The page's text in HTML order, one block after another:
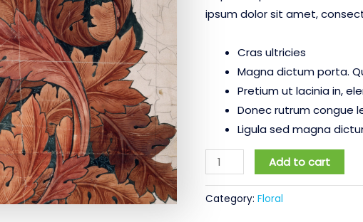
ipsum dolor sit amet,
Cras ultricies
Magna dictum porta.
Pretium ut lacinia in,
Donec rutrum congue
Ligula sed magna
Add to cart
Category: Floral